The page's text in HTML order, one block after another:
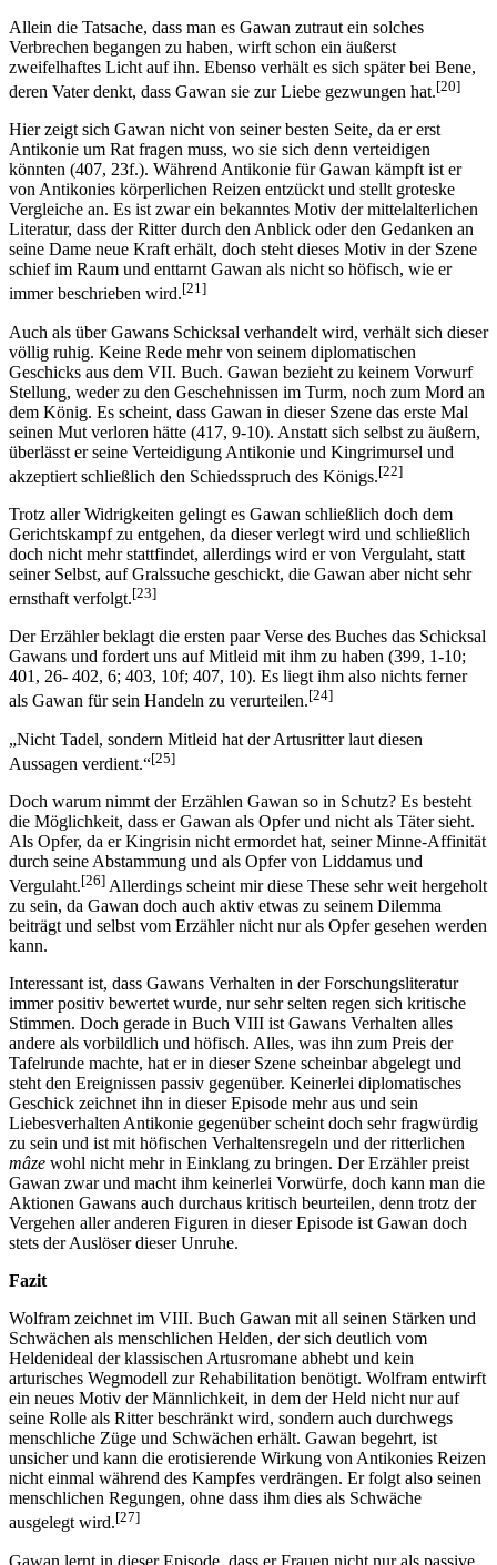
Allein die Tatsache, dass man es Gawan zutraut ein solches
Verbrechen begangen zu haben, wirft schon ein äußerst
zweifelhaftes Licht auf ihn. Ebenso verhält es sich später bei Bene,
deren Vater denkt, dass Gawan sie zur Liebe gezwungen hat.[20]
Hier zeigt sich Gawan nicht von seiner besten Seite, da er erst
Antikonie um Rat fragen muss, wo sie sich denn verteidigen
könnten (407, 23f.). Während Antikonie für Gawan kämpft ist er
von Antikonies körperlichen Reizen entzückt und stellt groteske
Vergleiche an. Es ist zwar ein bekanntes Motiv der mittelalterlichen
Literatur, dass der Ritter durch den Anblick oder den Gedanken an
seine Dame neue Kraft erhält, doch steht dieses Motiv in der Szene
schief im Raum und enttarnt Gawan als nicht so höfisch, wie er
immer beschrieben wird.[21]
Auch als über Gawans Schicksal verhandelt wird, verhält sich dieser
völlig ruhig. Keine Rede mehr von seinem diplomatischen
Geschicks aus dem VII. Buch. Gawan bezieht zu keinem Vorwurf
Stellung, weder zu den Geschehnissen im Turm, noch zum Mord an
dem König. Es scheint, dass Gawan in dieser Szene das erste Mal
seinen Mut verloren hätte (417, 9-10). Anstatt sich selbst zu äußern,
überlässt er seine Verteidigung Antikonie und Kingrimursel und
akzeptiert schließlich den Schiedsspruch des Königs.[22]
Trotz aller Widrigkeiten gelingt es Gawan schließlich doch dem
Gerichtskampf zu entgehen, da dieser verlegt wird und schließlich
doch nicht mehr stattfindet, allerdings wird er von Vergulaht, statt
seiner Selbst, auf Gralssuche geschickt, die Gawan aber nicht sehr
ernsthaft verfolgt.[23]
Der Erzähler beklagt die ersten paar Verse des Buches das Schicksal
Gawans und fordert uns auf Mitleid mit ihm zu haben (399, 1-10;
401, 26- 402, 6; 403, 10f; 407, 10). Es liegt ihm also nichts ferner
als Gawan für sein Handeln zu verurteilen.[24]
„Nicht Tadel, sondern Mitleid hat der Artusritter laut diesen
Aussagen verdient.“[25]
Doch warum nimmt der Erzählen Gawan so in Schutz? Es besteht
die Möglichkeit, dass er Gawan als Opfer und nicht als Täter sieht.
Als Opfer, da er Kingrisin nicht ermordet hat, seiner Minne-Affinität
durch seine Abstammung und als Opfer von Liddamus und
Vergulaht.[26] Allerdings scheint mir diese These sehr weit hergeholt
zu sein, da Gawan doch auch aktiv etwas zu seinem Dilemma
beiträgt und selbst vom Erzähler nicht nur als Opfer gesehen werden
kann.
Interessant ist, dass Gawans Verhalten in der Forschungsliteratur
immer positiv bewertet wurde, nur sehr selten regen sich kritische
Stimmen. Doch gerade in Buch VIII ist Gawans Verhalten alles
andere als vorbildlich und höfisch. Alles, was ihn zum Preis der
Tafelrunde machte, hat er in dieser Szene scheinbar abgelegt und
steht den Ereignissen passiv gegenüber. Keinerlei diplomatisches
Geschick zeichnet ihn in dieser Episode mehr aus und sein
Liebesverhalten Antikonie gegenüber scheint doch sehr fragwürdig
zu sein und ist mit höfischen Verhaltensregeln und der ritterlichen
mâze wohl nicht mehr in Einklang zu bringen. Der Erzähler preist
Gawan zwar und macht ihm keinerlei Vorwürfe, doch kann man die
Aktionen Gawans auch durchaus kritisch beurteilen, denn trotz der
Vergehen aller anderen Figuren in dieser Episode ist Gawan doch
stets der Auslöser dieser Unruhe.
Fazit
Wolfram zeichnet im VIII. Buch Gawan mit all seinen Stärken und
Schwächen als menschlichen Helden, der sich deutlich vom
Heldenideal der klassischen Artusromane abhebt und kein
arturisches Wegmodell zur Rehabilitation benötigt. Wolfram entwirft
ein neues Motiv der Männlichkeit, in dem der Held nicht nur auf
seine Rolle als Ritter beschränkt wird, sondern auch durchwegs
menschliche Züge und Schwächen erhält. Gawan begehrt, ist
unsicher und kann die erotisierende Wirkung von Antikonies Reizen
nicht einmal während des Kampfes verdrängen. Er folgt also seinen
menschlichen Regungen, ohne dass ihm dies als Schwäche
ausgelegt wird.[27]
Gawan lernt in dieser Episode, dass er Frauen nicht nur als passive